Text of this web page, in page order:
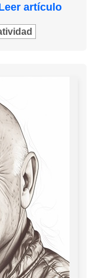
artículo